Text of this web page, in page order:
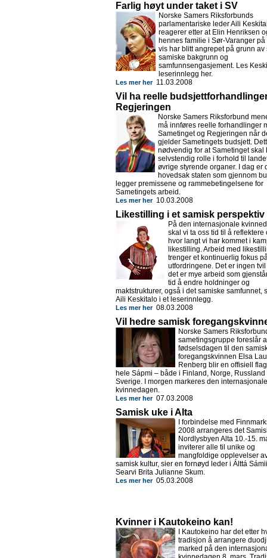
Farlig høyt under taket i SV
Norske Samers Riksforbunds
parlamentariske leder Aili
reagerer etter at Elin Henriksen
hennes familie i Sør-Varanger på
vis har blitt angrepet på grunn av
samiske bakgrunn og
samfunnsengasjement. Les
leserinnlegg her.
Les mer her11.03.2008
Vil ha reelle
Regjeringen
Norske Samers Riksforbund
må innføres reelle forhandlinger
Sametinget og Regjeringen når
gjelder Sametingets budsjett.
nødvendig for at Sametinget skal
selvstendig rolle i forhold til
øvrige styrende organer. I dag er
hovedsak staten som gjennom
legger premissene og rammebetingelsene for
Sametingets arbeid.
Les mer her10.03.2008
Likestilling i et samisk perspektiv
På den internasjonale
skal vi ta oss tid til å reflektere
hvor langt vi har kommet i
likestilling. Arbeid med
trenger et kontinuerlig fokus
utfordringene. Det er ingen tvil
det er mye arbeid som
tid å endre holdninger og
maktstrukturer, også i det samiske samfunnet,
Aili Keskitalo i et leserinnlegg.
Les mer her08.03.2008
Vil hedre samisk
Norske Samers
sametingsgruppe foreslår
fødselsdagen til den
foregangskvinnen Elsa
Renberg blir en offisiell
hele Sápmi – både i Finland, Norge, Russland
Sverige. I morgen markeres den internasjonale
kvinnedagen.
Les mer her07.03.2008
Samisk uke i Alta
I forbindelse med
2008 arrangeres det
Nordlysbyen Alta 10.-15.
inviterer alle til unike og
mangfoldige opplevelser
samisk kultur, sier en fornøyd leder i Álttá
Searvi Brita Julianne Skum.
Les mer her05.03.2008
Kvinner i Kautokeino kan!
I Kautokeino har det etter
tradisjon å arrangere
marked på den